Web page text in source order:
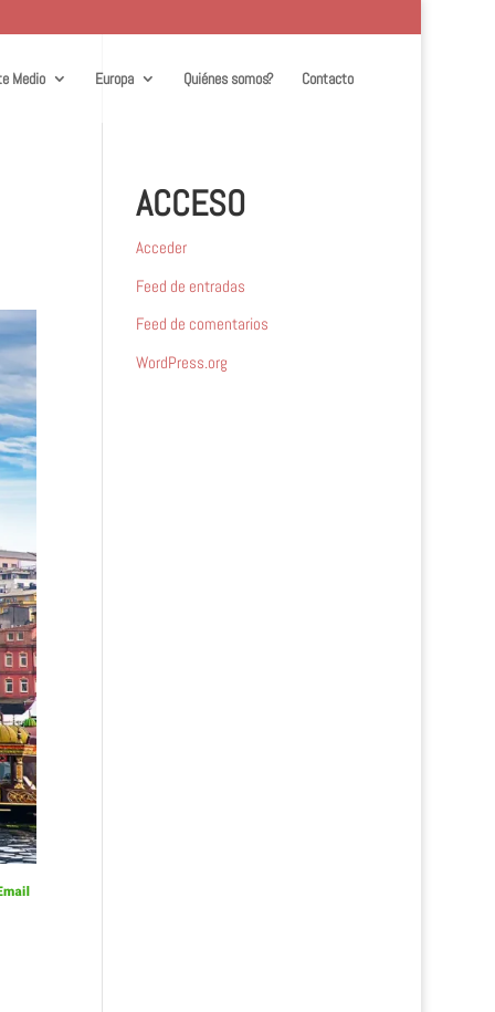
Medio Europa Quiénes somos? Contacto
ACCESO
Acceder
Feed de entradas
Feed de comentarios
WordPress.org